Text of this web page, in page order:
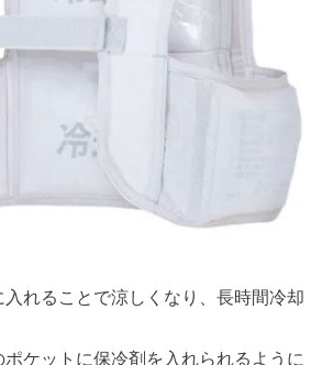
れることで涼しくなり、長時間冷却
ケットに保冷剤を入れられるように